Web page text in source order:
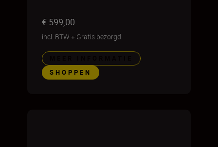
€ 599,00
incl. BTW + Gratis bezorgd
SHOPPEN